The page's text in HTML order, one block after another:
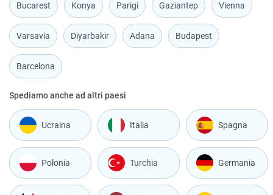
Bucarest Konya Parigi Gaziantep Vienna
Varsavia Diyarbakir Adana Budapest
Barcelona
Spediamo anche ad altri paesi
Ucraina Italia Spagna
Polonia Turchia Germania